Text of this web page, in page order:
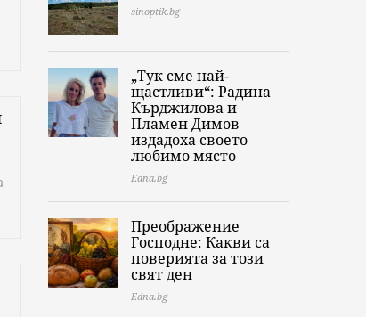
sinoptik.bg
„Тук сме най-
щастливи“: Радина
Кърджилова и
Пламен Димов
издадоха своето
любимо място
Edna.bg
Преображение
Господне: Какви са
поверията за този
свят ден
Edna.bg